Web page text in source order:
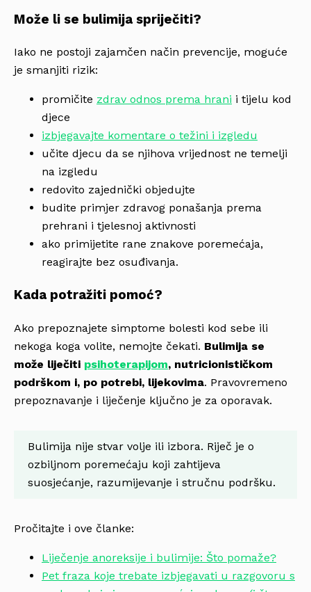
Može li se bulimija spriječiti?
Iako ne postoji zajamčen način prevencije, moguće
je smanjiti rizik:
promičite zdrav odnos prema hrani i tijelu kod
djece
izbjegavajte komentare o težini i izgledu
učite djecu da se njihova vrijednost ne temelji
na izgledu
redovito zajednički objedujte
budite primjer zdravog ponašanja prema
prehrani i tjelesnoj aktivnosti
ako primijetite rane znakove poremećaja,
reagirajte bez osuđivanja.
Kada potražiti pomoć?
Ako prepoznajete simptome bolesti kod sebe ili
nekoga koga volite, nemojte čekati. Bulimija se
može liječiti psihoterapijom, nutricionističkom
podrškom i, po potrebi, lijekovima. Pravovremeno
prepoznavanje i liječenje ključno je za oporavak.
Bulimija nije stvar volje ili izbora. Riječ je o
ozbiljnom poremećaju koji zahtijeva
suosjećanje, razumijevanje i stručnu podršku.
Pročitajte i ove članke:
Liječenje anoreksije i bulimije: Što pomaže?
Pet fraza koje trebate izbjegavati u razgovoru s